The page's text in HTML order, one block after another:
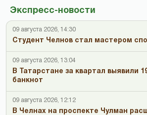
Экспресс-новости
09 августа 2026, 14:30
Студент Челнов стал мастером
09 августа 2026, 13:04
В Татарстане за квартал выявили
банкнот
09 августа 2026, 12:12
В Челнах на проспекте Чулман